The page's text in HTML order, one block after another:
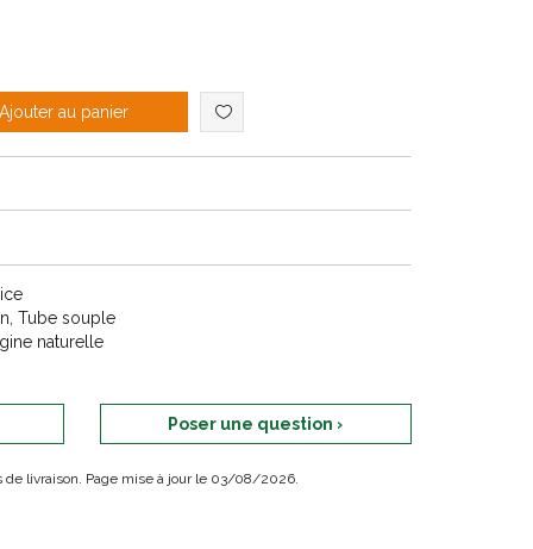
au panier
Tube souple
naturelle
Poser une question ›
de livraison. Page mise à jour le 03/08/2026.